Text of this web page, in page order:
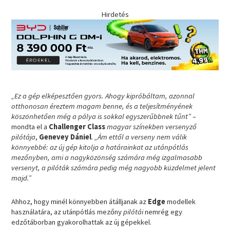
Hirdetés
„Ez a gép elképesztően gyors. Ahogy kipróbáltam, azonnal
otthonosan éreztem magam benne, és a teljesítményének
köszönhetően még a pálya is sokkal egyszerűbbnek tűnt”–
mondta el a Challenger Classmagyar színekben versenyző
pilótája, Genevey Dániel. „Ám ettől a verseny nem válik
könnyebbé: az új gép kitolja a határainkat az utánpótlás
mezőnyben, ami a nagyközönség számára még izgalmasabb
versenyt, a pilóták számára pedig még nagyobb küzdelmet jelent
majd.”
Ahhoz, hogy minél könnyebben átálljanak az Edgemodellek
használatára, az utánpótlás mezőnypilótáinemrég egy
edzőtáborban gyakorolhattak az új gépekkel.